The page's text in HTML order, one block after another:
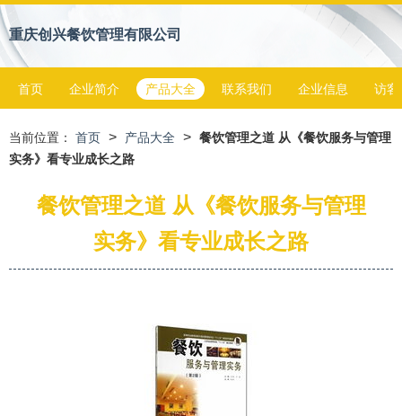
重庆创兴餐饮管理有限公司
首页 企业简介 产品大全 联系我们 企业信息 访客
当前位置： 首页 > 产品大全 > 餐饮管理之道 从《餐饮服务与管理
实务》看专业成长之路
餐饮管理之道 从《餐饮服务与管理
实务》看专业成长之路